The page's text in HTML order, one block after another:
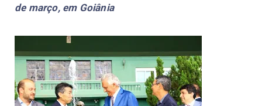
de março, em Goiânia